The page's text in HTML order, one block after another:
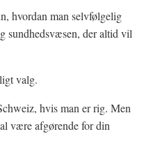
hvordan man selvfølgelig
sundhedsvæsen, der altid vil
valg.
hvis man er rig. Men
være afgørende for din